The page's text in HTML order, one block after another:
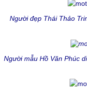
Người đẹp Thái Thảo
Người mẫu Hồ Văn Phúc